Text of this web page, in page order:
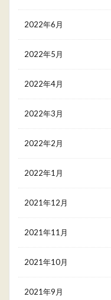
2022年6月
2022年5月
2022年4月
2022年3月
2022年2月
2022年1月
2021年12月
2021年11月
2021年10月
2021年9月